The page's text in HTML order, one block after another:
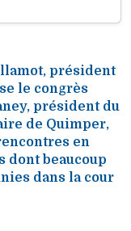
président
le congrès
président du
de Quimper,
en
dont beaucoup
dans la cour